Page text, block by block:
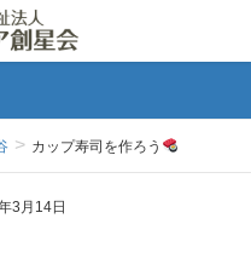
カップ寿司を作ろう
3月14日